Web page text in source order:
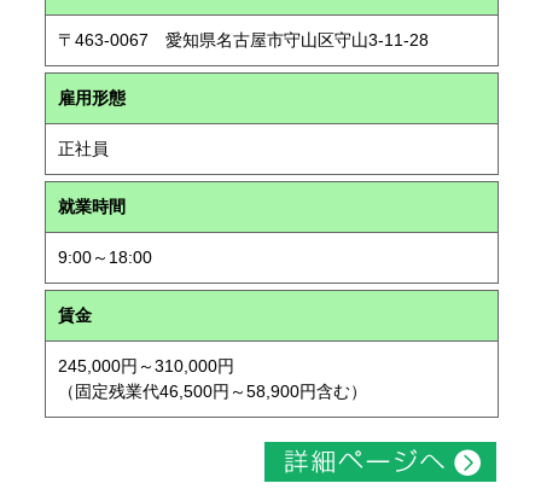
〒463-0067 愛知県名古屋市守山区守山3-11-28
雇用形態
正社員
就業時間
9:00～18:00
賃金
245,000円～310,000円
（固定残業代46,500円～58,900円含む）